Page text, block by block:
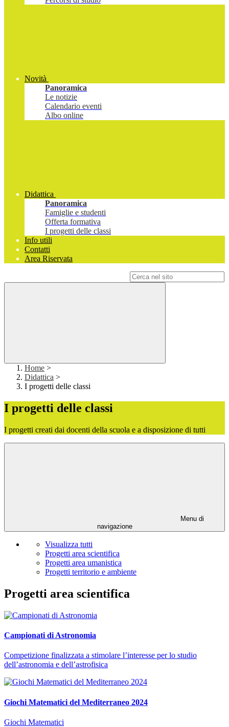
Novità
Panoramica
Le notizie
Calendario eventi
Albo online
Didattica
Panoramica
Famiglie e studenti
Offerta formativa
I progetti delle classi
Info utili
Contatti
Area Riservata
Home >
Didattica >
I progetti delle classi
I progetti delle classi
I progetti creati dai docenti della scuola e a disposizione di tutti
Menu di
navigazione
Visualizza tutti
Progetti area scientifica
Progetti area umanistica
Progetti territorio e ambiente
Progetti area scientifica
Campionati di Astronomia
Competizione finalizzata a stimolare l’interesse per lo studio
dell’astronomia e dell’astrofisica
Giochi Matematici del Mediterraneo 2024
Giochi Matematici